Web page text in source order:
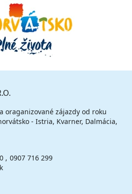
oraganizované zájazdy od roku
- Istria, Kvarner, Dalmácia,
0907 716 299